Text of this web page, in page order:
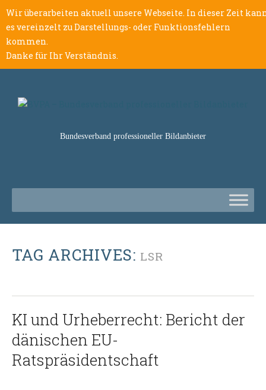
Wir überarbeiten aktuell unsere Webseite. In dieser Zeit
es vereinzelt zu Darstellungs- oder Funktionsfehlern
kommen.
Danke für Ihr Verständnis.
Bundesverband professioneller Bildanbieter
TAG ARCHIVES: LSR
KI und Urheberrecht: Bericht der
dänischen EU-
Ratspräsidentschaft